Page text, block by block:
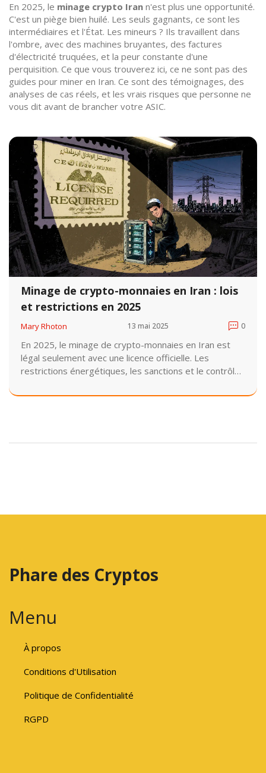
En 2025, le minage crypto Iran n'est plus une opportunité.
C'est un piège bien huilé. Les seuls gagnants, ce sont les
intermédiaires et l'État. Les mineurs ? Ils travaillent dans
l'ombre, avec des machines bruyantes, des factures
d'électricité truquées, et la peur constante d'une
perquisition. Ce que vous trouverez ici, ce ne sont pas des
guides pour miner en Iran. Ce sont des témoignages, des
analyses de cas réels, et les vrais risques que personne ne
vous dit avant de brancher votre ASIC.
Minage de crypto-monnaies en Iran : lois
et restrictions en 2025
Mary Rhoton 13 mai 2025 0
En 2025, le minage de crypto-monnaies en Iran est
légal seulement avec une licence officielle. Les
restrictions énergétiques, les sanctions et le contrôle
malgré des tarifs d'électricité parmi les plus bas du
Phare des Cryptos
Menu
À propos
Conditions d'Utilisation
Politique de Confidentialité
RGPD